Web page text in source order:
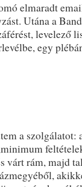
elmaradt
Utána a
levelező
egy
a szolgálatot:
várt rám, majd